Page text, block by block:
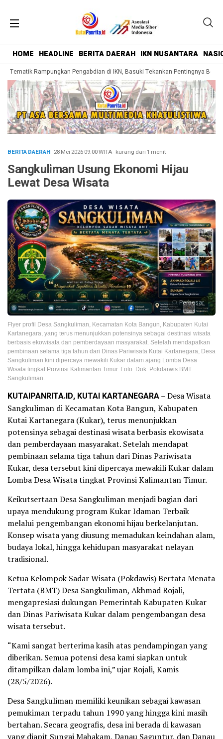
HOME HEADLINE BERITA DAERAH IKN NUSANTARA
Tematik Rampungkan Pengabdian di IKN, Basuki Tekankan Pentingnya
BERITA DAERAH· 28 Mei 202609:00WITA· kurang dari 1 menit
Sangkuliman Usung Ekonomi Hijau
Lewat Desa Wisata
Perbesar
Flyer profil Desa Sangkuliman, Kecamatan Kota Bangun, Kabupaten Kutai
Kartanegara, yang terus menunjukkan potensinya sebagai destinasi wisata
berbasis ekowisata dan pemberdayaan masyarakat. Setelah mendapatkan
pembinaan selama tiga tahun dari Dinas Pariwisata Kutai Kartanegara, Desa
Sangkuliman kini dipercaya mewakili Kukar dalam ajang Lomba Desa
Wisata tingkat Provinsi Kalimantan Timur. Foto: Dok. Pokdarwis BMT
Sangkuliman.
KUTAIPANRITA.ID, KUTAI KARTANEGARA– Desa Wisata
Sangkuliman di Kecamatan Kota Bangun, Kabupaten
Kutai Kartanegara (Kukar), terus menunjukkan
potensinya sebagai destinasi wisata berbasis ekowisata
dan pemberdayaan masyarakat. Setelah mendapat
pembinaan selama tiga tahun dari Dinas Pariwisata
Kukar, desa tersebut kini dipercaya mewakili Kukar dalam
Lomba Desa Wisata tingkat Provinsi Kalimantan Timur.
Keikutsertaan Desa Sangkuliman menjadi bagian dari
upaya mendukung program Kukar Idaman Terbaik
melalui pengembangan ekonomi hijau berkelanjutan.
Konsep wisata yang diusung memadukan keindahan alam,
budaya lokal, hingga kehidupan masyarakat nelayan
tradisional.
Ketua Kelompok Sadar Wisata (Pokdawis) Bertata Menata
Tertata (BMT) Desa Sangkuliman, Akhmad Rojali,
mengapresiasi dukungan Pemerintah Kabupaten Kukar
dan Dinas Pariwisata Kukar dalam pengembangan desa
wisata tersebut.
“Kami sangat berterima kasih atas pendampingan yang
diberikan. Semua potensi desa kami siapkan untuk
ditampilkan dalam lomba ini,” ujar Rojali, Kamis
(28/5/2026).
Desa Sangkuliman memiliki keunikan sebagai kawasan
pemukiman terpadu tahun 1990 yang hingga kini masih
bertahan. Secara geografis, desa ini berada di kawasan
yang diapit Sungai Mahakam, Danau Saguntur, dan Danau